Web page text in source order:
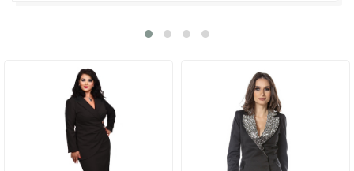
petrecere casual, cât și seara, la un eveniment special
rochie elegantă de seară este cadoul perfect pentru
femeia care iubește să își exprime stilul unic și să se
simtă încrezătoare și frumoasă în orice moment. Alege
această rochie și vei fi sigură că vei face o impresie de